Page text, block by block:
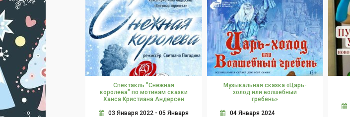
Спектакль "Снежная
королева" по мотивам сказки
Ханса Кристиана Андерсен
03 Января 2022 - 05 Января
Музыкальная сказка «Царь-
холод или волшебный
гребень»
04 Января 2024